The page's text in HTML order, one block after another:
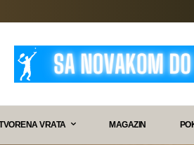
VRATA MAGAZIN